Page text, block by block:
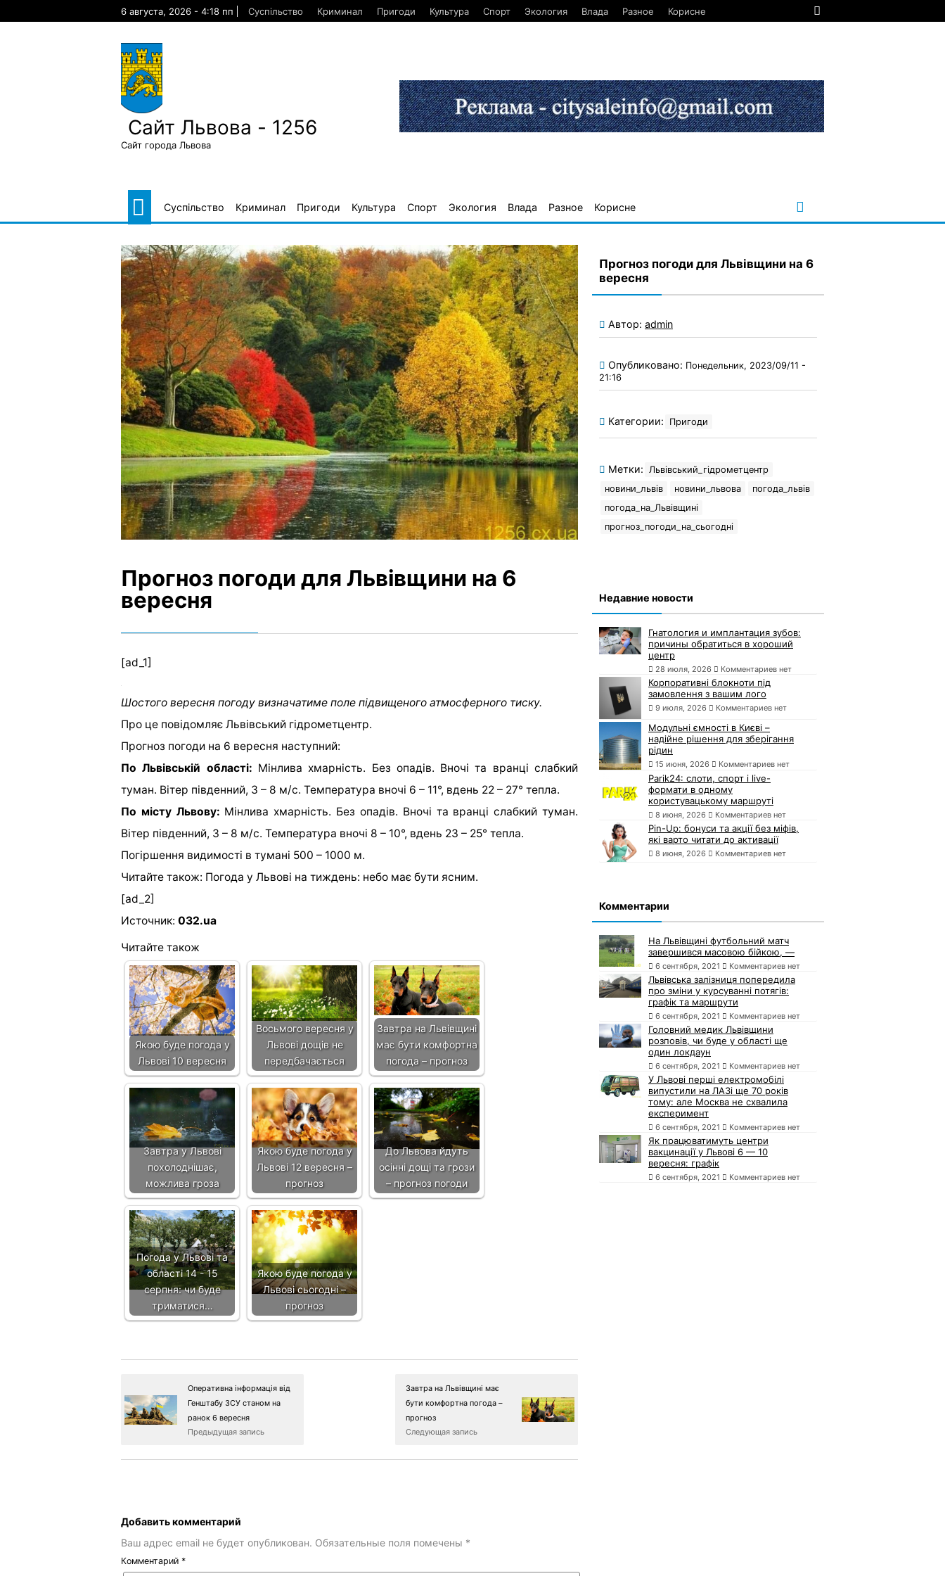
6 августа, 2026 - 4:18 пп Суспільство Криминал Пригоди Культура Спорт Экология Влада Разное Корисне
Сайт Львова - 1256
Сайт города Львова
Суспільство Криминал Пригоди Культура Спорт Экология Влада Разное Корисне
Прогноз погоди для Львівщини на 6
вересня
[ad_1]
Шостого вересня погоду визначатиме поле підвищеного атмосферного тиску.
Про це повідомляє Львівський гідрометцентр.
Прогноз погоди на 6 вересня наступний:
По Львівській області: Мінлива хмарність. Без опадів. Вночі та вранці слабкий
туман. Вітер південний, 3 – 8 м/с. Температура вночі 6 – 11°, вдень 22 – 27° тепла.
По місту Львову: Мінлива хмарність. Без опадів. Вночі та вранці слабкий туман.
Вітер південний, 3 – 8 м/с. Температура вночі 8 – 10°, вдень 23 – 25° тепла.
Погіршення видимості в тумані 500 – 1000 м.
Читайте також: Погода у Львові на тиждень: небо має бути ясним.
[ad_2]
Источник: 032.ua
Читайте також
Якою буде погода у
Львові 10 вересня
Восьмого вересня у
Львові дощів не
передбачається
Завтра на Львівщині
має бути комфортна
погода – прогноз
Завтра у Львові
похолоднішає,
можлива гроза
Якою буде погода у
Львові 12 вересня –
прогноз
До Львова йдуть
осінні дощі та грози
– прогноз погоди
Погода у Львові та
області 14 - 15
серпня: чи буде
триматися…
Якою буде погода у
Львові сьогодні –
прогноз
Оперативна інформація від
Генштабу ЗСУ станом на
ранок 6 вересня
Предыдущая запись
Завтра на Львівщині має
бути комфортна погода –
прогноз
Следующая запись
Добавить комментарий
Ваш адрес email не будет опубликован. Обязательные поля помечены *
Комментарий *
Прогноз погоди для Львівщини на 6
вересня
Автор: admin
Опубликовано: Понедельник, 2023/09/11 -
21:16
Категории: Пригоди
Метки:
Львівський_гідрометцентр
новини_львів
новини_львова
погода_львів
погода_на_Львівщині
прогноз_погоди_на_сьогодні
Недавние новости
Гнатология и имплантация зубов:
причины обратиться в хороший
центр
28 июля, 2026 Комментариев нет
Корпоративні блокноти під
замовлення з вашим лого
9 июля, 2026 Комментариев нет
Модульні ємності в Києві –
надійне рішення для зберігання
рідин
15 июня, 2026 Комментариев нет
Parik24: слоти, спорт і live-
формати в одному
користувацькому маршруті
8 июня, 2026 Комментариев нет
Pin-Up: бонуси та акції без міфів,
які варто читати до активації
8 июня, 2026 Комментариев нет
Комментарии
На Львівщині футбольний матч
завершився масовою бійкою, —
6 сентября, 2021 Комментариев нет
Львівська залізниця попередила
про зміни у курсуванні потягів:
графік та маршрути
6 сентября, 2021 Комментариев нет
Головний медик Львівщини
розповів, чи буде у області ще
один локдаун
6 сентября, 2021 Комментариев нет
У Львові перші електромобілі
випустили на ЛАЗі ще 70 років
тому: але Москва не схвалила
експеримент
6 сентября, 2021 Комментариев нет
Як працюватимуть центри
вакцинації у Львові 6 — 10
вересня: графік
6 сентября, 2021 Комментариев нет